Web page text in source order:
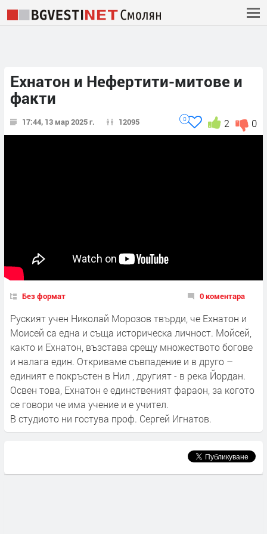
Ехнатон и Нефертити-митове и
факти
17:44, 13 мар 2025 г. 12095 0
2
0
Без формат 0 коментара
Руският учен Николай Морозов твърди, че Ехнатон и
Моисей са една и съща историческа личност. Мойсей,
както и Ехнатон, възстава срещу множеството богове
и налага един. Откриваме съвпадение и в друго –
единият е покръстен в Нил , другият - в река Йордан.
Освен това, Ехнатон е единственият фараон, за когото
се говори че има учение и е учител.
В студиото ни гостува проф. Сергей Игнатов.